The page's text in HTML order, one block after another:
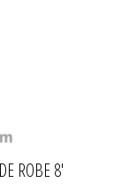
ROBE 8'